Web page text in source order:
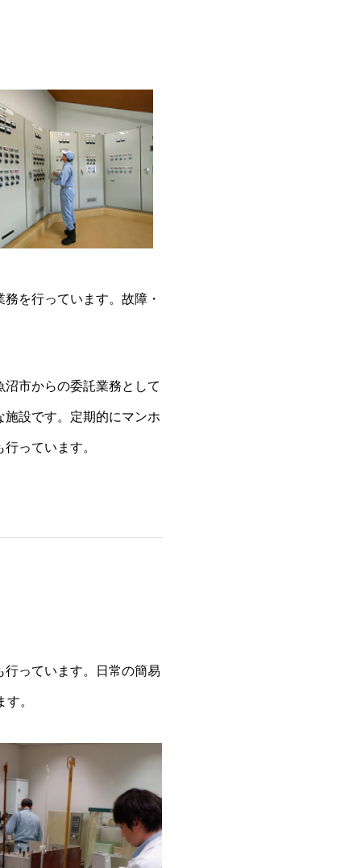
を行っています。故障・
市からの委託業務として
設です。定期的にマンホ
っています。
っています。日常の簡易
。